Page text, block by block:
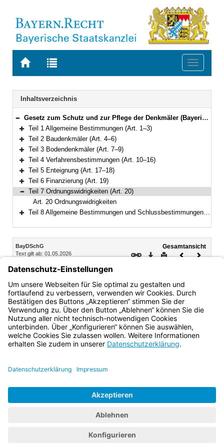
Zur
BAYERN.RECHT
Zur
letzten
Suche
Toggle
Navigation
Inhaltsverzeichnis
Bereich reduzieren
Gesetz zum Schutz und zur Pflege der Denkmäler (Bayerisches Denkmalschutzgesetz – BayDSchG) Vom 25. Juni 1973 (BayRS IV S. 354) BayRS 2242-1-WK (Art. 1–25)
Bereich erweitern
Teil 1 Allgemeine Bestimmungen (Art. 1–3)
Bereich erweitern
Teil 2 Baudenkmäler (Art. 4–6)
Bereich erweitern
Teil 3 Bodendenkmäler (Art. 7–9)
Bereich erweitern
Teil 4 Verfahrensbestimmungen (Art. 10–16)
Bereich erweitern
Teil 5 Enteignung (Art. 17–18)
Bereich erweitern
Teil 6 Finanzierung (Art. 19)
Bereich reduzieren
Teil 7 Ordnungswidrigkeiten (Art. 20)
Art. 20 Ordnungswidrigkeiten
Teil 8 Allgemeine Bestimmungen und Schlussbestimmungen (Art. 21–25)
Inhalt
BayDSchG
Text gilt ab: 01.05.2026
Gesamtansicht
Download
DruckenVorheriges
Teil 7 Ordnungswidrigkeiten
Art. 20 Ordnungswidrigkeiten
Bayern.de
BayernPortal
Impressum